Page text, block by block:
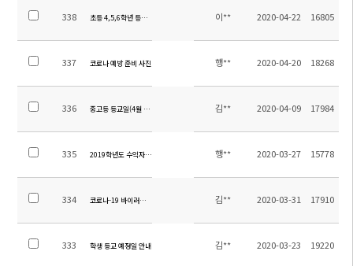
338 초등 4,5,6학년 등교 안내 이** 2020-04-22 16805
337 코로나 예방 준비 사진 행** 2020-04-20 18268
336 중고등 등교일(4월 13일) 안내 가정통신문 김** 2020-04-09 17984
335 2019학년도 수익자부담경비(버스비,급식비) 정산 결과 보고
행** 2020-03-27 15778
334 코로나-19 바이러스 예방을 위한 행동 수칙 김** 2020-03-31 17910
333 학생 등교 예정일 안내 김** 2020-03-23 19220